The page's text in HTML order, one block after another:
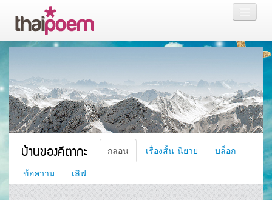
เรื่องสั้น นิยาย
บล็อก
สมาชิก
บ้านของคีตากะ กลอน เรื่องสั้น-นิยาย
บล็อก
ข้อความ
เลิฟ